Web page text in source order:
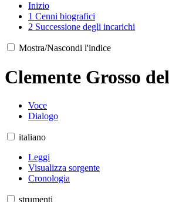
Inizio
1 Cenni biografici
2 Successione degli incarichi
Mostra/Nascondi l'indice
Clemente Grosso
Voce
Dialogo
italiano
Leggi
Visualizza sorgente
Cronologia
strumenti